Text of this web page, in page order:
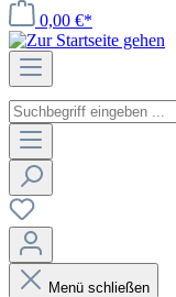
0,00 €*
Menü schließen